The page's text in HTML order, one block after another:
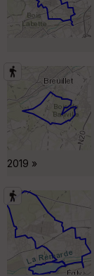
2019 »